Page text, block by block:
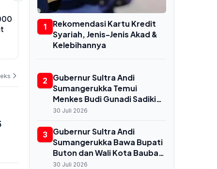
EKSBIS
Harga Emas Antam Tumbang Rp
20.000 di Awal Agustus, Pekan
Penuh Fluktuasi
1
Rekomendasi Kartu Kredit
Syariah, Jenis-Jenis Akad &
Kelebihannya
2
Gubernur Sultra Andi
Sumangerukka Temui
Menkes Budi Gunadi Sadikin
di Jakarta, Bahas
untuk Buton dan Baubau
30 Juli 2026
3 Gubernur Sultra Andi
Sumangerukka Bawa Bupati
Buton dan Wali Kota Baubau
Audiensi ke Menkes, Bahas
30 Juli 2026